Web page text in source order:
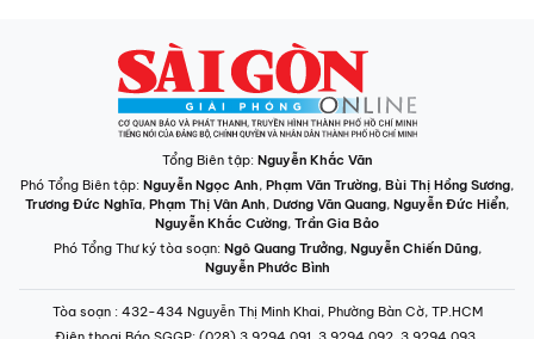
Tổng Biên tập: Nguyễn Khắc Văn
Phó Tổng Biên tập: Nguyễn Ngọc Anh, Phạm Văn Trường, Bùi Thị Hồng Sương,
Trương Đức Nghĩa, Phạm Thị Vân Anh, Dương Văn Quang, Nguyễn Đức Hiển,
Nguyễn Khắc Cường, Trần Gia Bảo
Phó Tổng Thư ký tòa soạn: Ngô Quang Trưởng, Nguyễn Chiến Dũng,
Nguyễn Phước Bình
Tòa soạn : 432-434 Nguyễn Thị Minh Khai, Phường Bàn Cờ, TP.HCM